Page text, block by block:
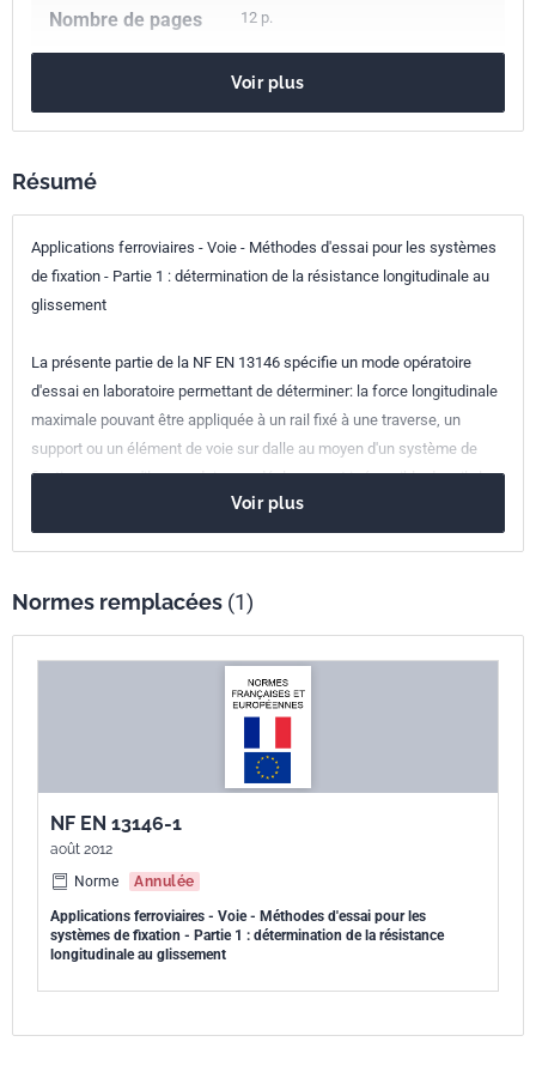
Nombre de pages 12 p.
Codes ICS
45.080
Indice de
classement
F50-050-1
Parenté
européenne
Voir plus
Résumé
Applications ferroviaires - Voie - Méthodes d'essai pour les systèmes
de fixation - Partie 1 : détermination de la résistance longitudinale au
glissement
La présente partie de la NF EN 13146 spécifie un mode opératoire
d'essai en laboratoire permettant de déterminer: la force longitudinale
maximale pouvant être appliquée à un rail fixé à une traverse, un
support ou un élément de voie sur dalle au moyen d'un système de
fixation, sans qu'il se produise un déplacement irréversible du rail ; la
raideur longitudinale à un déplacement longitudinal spécifié d'une
éprouvette de rail enrobé au moyen d'un système de fixation adhésif.
Voir plus
Normes remplacées (1)
NF EN 13146-1
août 2012
Norme
Annulée
Applications ferroviaires - Voie - Méthodes d'essai pour les
systèmes de fixation - Partie 1 : détermination de la résistance
longitudinale au glissement